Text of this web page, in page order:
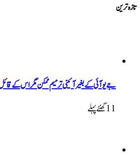
تازہ ترین
جے یو آئی کے بغیر آئینی ترمیم ممکن مگر اس کے
11 گھنٹےپہلے